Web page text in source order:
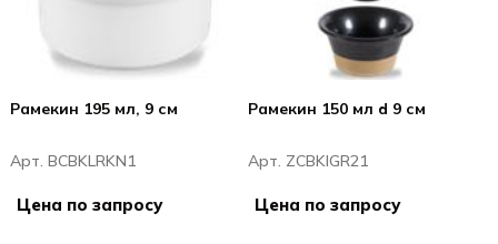
Рамекин 195 мл, 9 см
Арт. BCBKLRKN1
Цена по запросу
Рамекин 150 мл d 9 см
Арт. ZCBKIGR21
Цена по запросу